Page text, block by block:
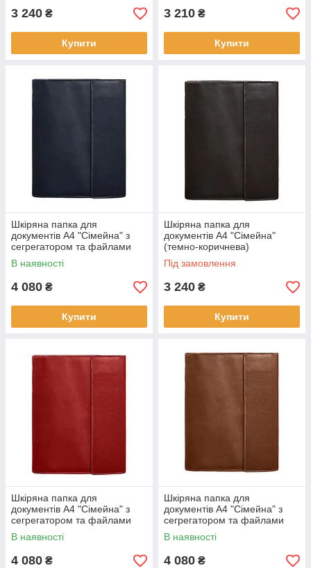
3 240 ₴
Купити
3 210 ₴
Купити
Шкіряна папка для
документів А4 "Сімейна" з
сегрегатором та файлами
(темно-синя)
В наявності
4 080 ₴
Купити
Шкіряна папка для
документів А4 "Сімейна"
(темно-коричнева)
Під замовлення
3 240 ₴
Купити
Шкіряна папка для
документів А4 "Сімейна" з
сегрегатором та файлами
(червона)
В наявності
4 080 ₴
Шкіряна папка для
документів А4 "Сімейна" з
сегрегатором та файлами
(світло-коричнева)
В наявності
4 080 ₴